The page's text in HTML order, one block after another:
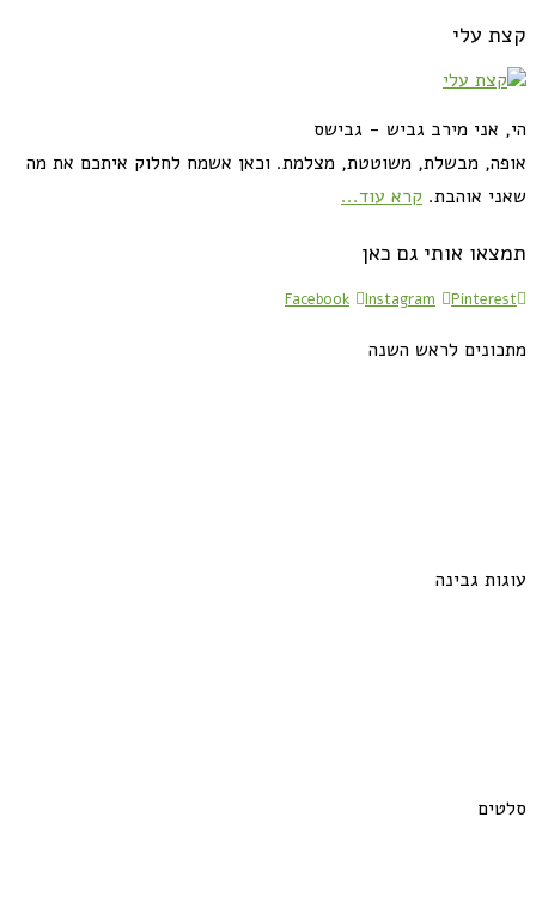
קצת עלי
הי, אני מירב גביש - גבישס
אופה, מבשלת, משוטטת, מצלמת. וכאן אשמח לחלוק איתכם את מה
שאני אוהבת. קרא עוד...
תמצאו אותי גם כאן
Facebook Instagram Pinterest
מתכונים לראש השנה
עוגות גבינה
סלטים